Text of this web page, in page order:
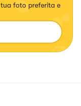
foto preferita e